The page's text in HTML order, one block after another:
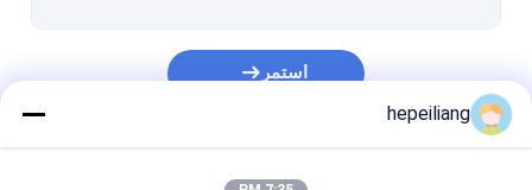
استمر
hepeiliang